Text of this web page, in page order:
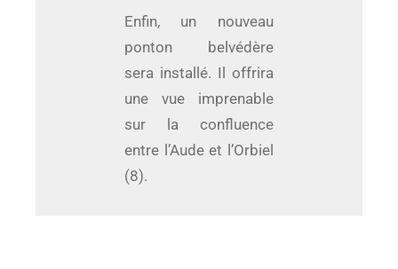
Enfin, un nouveau
ponton belvédère
sera installé. Il offrira
une vue imprenable
sur la confluence
entre l’Aude et l’Orbiel
(8).